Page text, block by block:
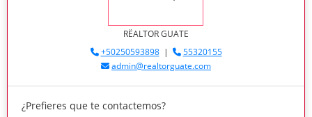
RËALTOR GUATE
+50250593898|
55320155
admin@realtorguate.com
¿Prefieres que te contactemos?